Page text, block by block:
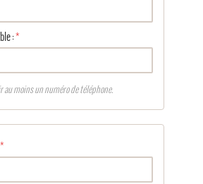
:
au moins un numéro de téléphone.